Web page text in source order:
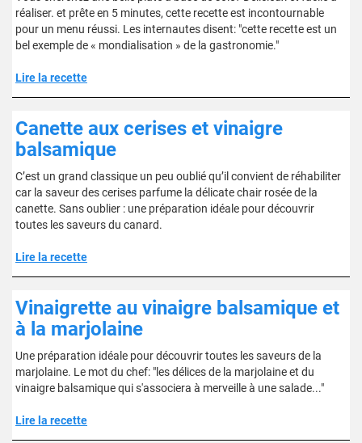
réaliser. et prête en 5 minutes, cette recette est incontournable
pour un menu réussi. Les internautes disent: "cette recette est un
bel exemple de « mondialisation » de la gastronomie."
Lire la recette
Canette aux cerises et vinaigre
balsamique
C’est un grand classique un peu oublié qu’il convient de réhabiliter
car la saveur des cerises parfume la délicate chair rosée de la
canette. Sans oublier : une préparation idéale pour découvrir
toutes les saveurs du canard.
Lire la recette
Vinaigrette au vinaigre balsamique et
à la marjolaine
Une préparation idéale pour découvrir toutes les saveurs de la
marjolaine. Le mot du chef: "les délices de la marjolaine et du
vinaigre balsamique qui s'associera à merveille à une salade..."
Lire la recette